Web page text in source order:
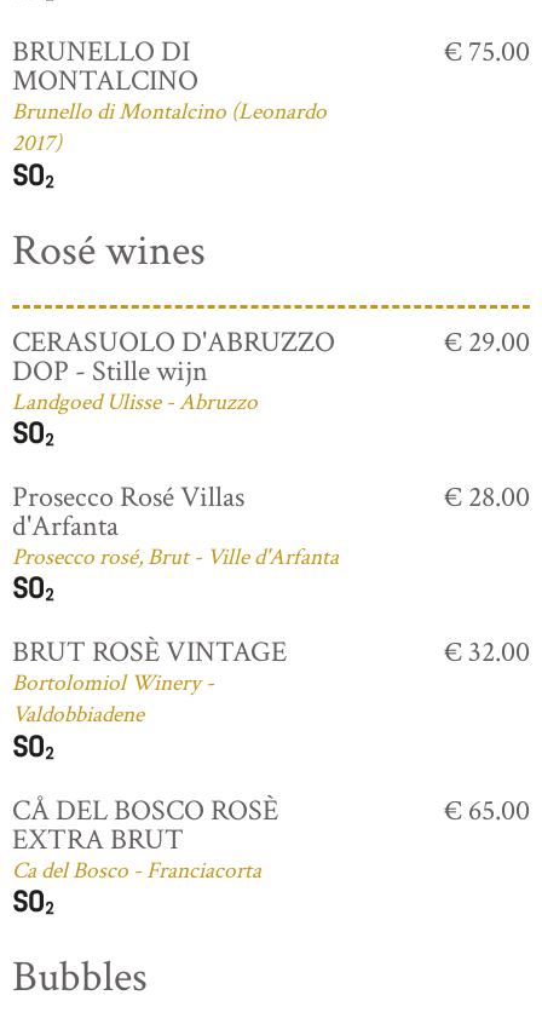
BRUNELLO DI
MONTALCINO
Brunello di Montalcino (Leonardo
2017)
€ 75.00
Rosé wines
CERASUOLO D'ABRUZZO
DOP - Stille wijn
Landgoed Ulisse - Abruzzo
€ 29.00
Prosecco Rosé Villas
d'Arfanta
Prosecco rosé, Brut - Ville d'Arfanta
€ 28.00
BRUT ROSÈ VINTAGE
Bortolomiol Winery -
Valdobbiadene
€ 32.00
CÅ DEL BOSCO ROSÈ
EXTRA BRUT
Ca del Bosco - Franciacorta
€ 65.00
Bubbles